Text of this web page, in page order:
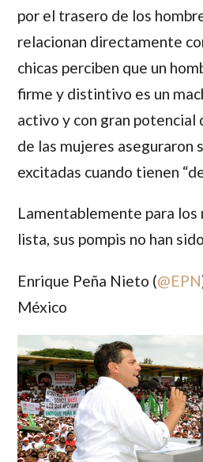
por el trasero de los
relacionan directamente
chicas perciben que un
firme y distintivo es un
activo y con gran potencial
de las mujeres aseguraron
excitadas cuando tienen
Lamentablemente para los
lista, sus pompis no han
Enrique Peña Nieto (@EPN
México